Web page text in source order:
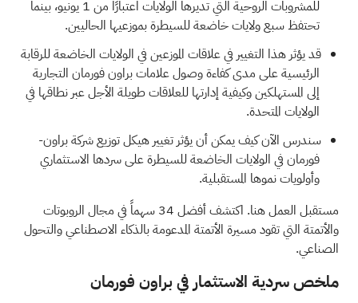
للمشروبات الروحية التي تديرها الولايات اعتبارًا من 1 يونيو، بينما
تحتفظ سبع ولايات خاضعة للسيطرة بموزعيها الحاليين.
قد يؤثر هذا التغيير في علاقات الموزعين في الولايات الخاضعة للرقابة
الرئيسية على مدى كفاءة وصول علامات براون فورمان التجارية
إلى المستهلكين وكيفية إدارتها للعلاقات طويلة الأجل عبر نطاقها في
الولايات المتحدة.
سندرس الآن كيف يمكن أن يؤثر تغيير هيكل توزيع شركة براون-
فورمان في الولايات الخاضعة للسيطرة على سردها الاستثماري
وأولويات نموها المستقبلية.
مستقبل العمل هنا. اكتشف
أفضل 34 سهماً في مجال الروبوتات
والأتمتةالتي تقود مسيرة الأتمتة المدعومة بالذكاء الاصطناعي والتحول
الصناعي.
ملخص سردية الاستثمار في براون فورمان